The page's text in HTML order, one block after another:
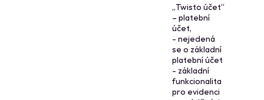
„Twisto účet“
– platební
účet,
- nejedená
se o základní
platební účet
- základní
funkcionalita
pro evidenci